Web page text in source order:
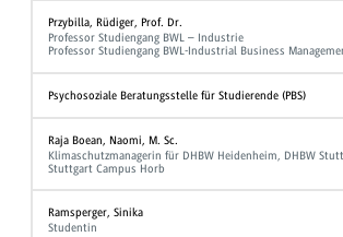
Przybilla, Rüdiger, Prof. Dr.
Professor Studiengang BWL – Industrie
Professor Studiengang BWL-Industrial Business
Psychosoziale Beratungsstelle für Studierende (PBS)
Raja Boean, Naomi, M. Sc.
Klimaschutzmanagerin für DHBW Heidenheim, DHBW
Stuttgart Campus Horb
Ramsperger, Sinika
Studentin